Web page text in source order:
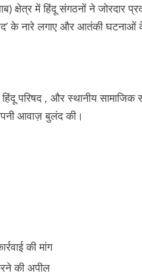
में हिंदू संगठनों ने जोरदार
के नारे लगाए और आतंकी
हिंदू परिषद , और स्थानीय
आवाज़ बुलंद की।
की मांग
की अपील